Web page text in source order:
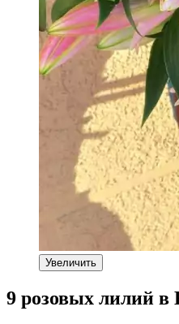
Увеличить
9 розовых лилий в